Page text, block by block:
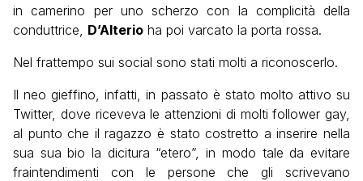
in camerino per uno scherzo con la complicità della
conduttrice, D’Alterio ha poi varcato la porta rossa.
Nel frattempo sui social sono stati molti a riconoscerlo.
Il neo gieffino, infatti, in passato è stato molto attivo su
Twitter, dove riceveva le attenzioni di molti follower gay,
al punto che il ragazzo è stato costretto a inserire nella
sua sua bio la dicitura “etero”, in modo tale da evitare
fraintendimenti con le persone che gli scrivevano